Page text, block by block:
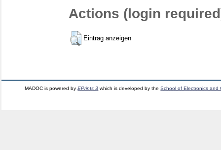
Actions (login
Eintrag anzeigen
MADOC is powered byEPrints 3 which is developed by theSchool of Electronics and